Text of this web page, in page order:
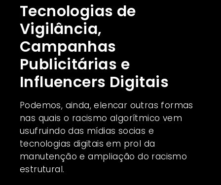
Tecnologias de
Vigilância,
Campanhas
Publicitárias e
Influencers Digitais
Podemos, ainda, elencar outras formas
nas quais o racismo algorítmico vem
usufruindo das mídias socias e
tecnologias digitais em prol da
manutenção e ampliação do racismo
estrutural.